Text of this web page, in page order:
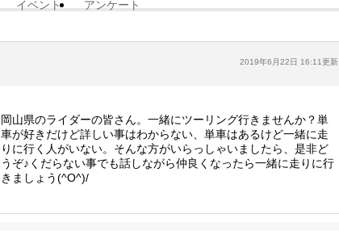
イベント アンケート
2019年6月22日 16:11更新
岡山県のライダーの皆さん。一緒にツーリング行きませんか？単
車が好きだけど詳しい事はわからない、単車はあるけど一緒に走
りに行く人がいない。そんな方がいらっしゃいましたら、是非ど
うぞ♪くだらない事でも話しながら仲良くなったら一緒に走りに行
きましょう(^O^)/